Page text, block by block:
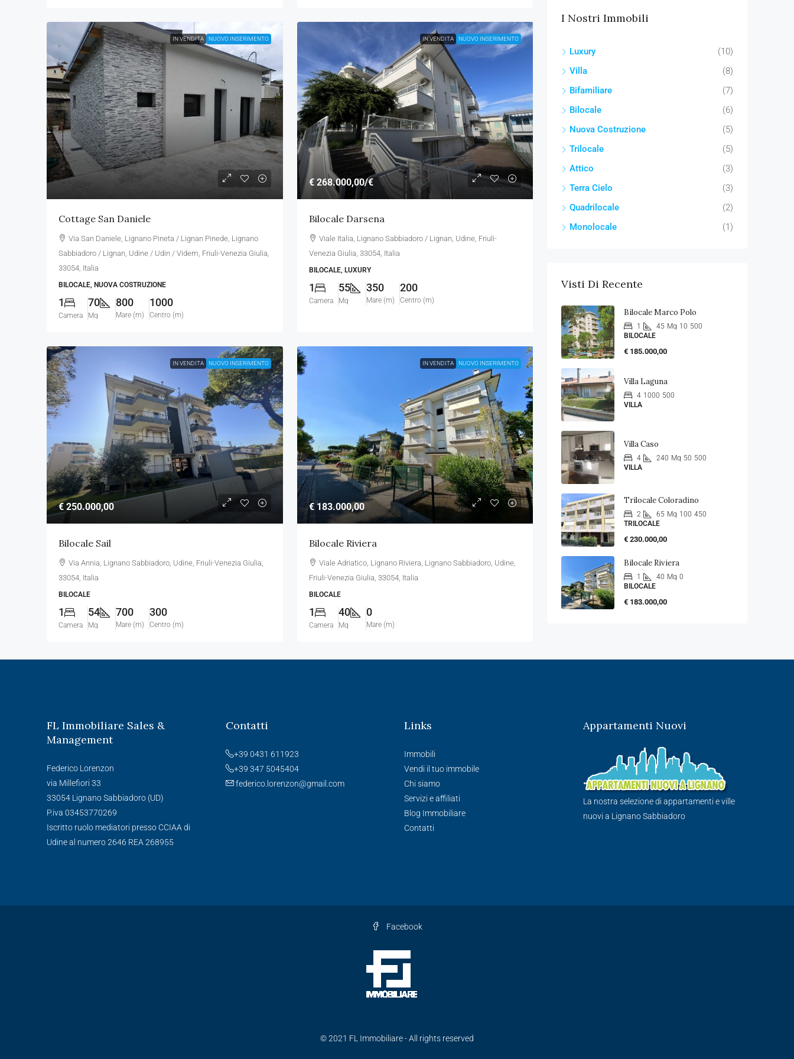
IN VENDITA NUOVO INSERIMENTO
Cottage San Daniele
Via San Daniele, Lignano Pineta / Lignan Pinede, Lignano
Sabbiadoro / Lignan, Udine / Udin / Videm, Friuli-Venezia Giulia,
33054, Italia
BILOCALE, NUOVA COSTRUZIONE
1
Camera
70
Mq
800
Mare (m)
1000
Centro (m)
IN VENDITA NUOVO INSERIMENTO
€ 268.000,00/€
Bilocale Darsena
Viale Italia, Lignano Sabbiadoro / Lignan, Udine, Friuli-
Venezia Giulia, 33054, Italia
BILOCALE, LUXURY
1
Camera
55
Mq
350
Mare (m)
200
Centro (m)
IN VENDITA NUOVO INSERIMENTO
€ 250.000,00
Bilocale Sail
Via Annia, Lignano Sabbiadoro, Udine, Friuli-Venezia Giulia,
33054, Italia
BILOCALE
1
Camera
54
Mq
700
Mare (m)
300
Centro (m)
IN VENDITA NUOVO INSERIMENTO
€ 183.000,00
Bilocale Riviera
Viale Adriatico, Lignano Riviera, Lignano Sabbiadoro, Udine,
Friuli-Venezia Giulia, 33054, Italia
BILOCALE
1
Camera
40
Mq
0
Mare (m)
I Nostri Immobili
Luxury
(10)
Villa
(8)
Bifamiliare
(7)
Bilocale
(6)
Nuova Costruzione
(5)
Trilocale
(5)
Attico
(3)
Terra Cielo
(3)
Quadrilocale
(2)
Monolocale
(1)
Visti Di Recente
Bilocale Marco Polo
1 45 Mq 10 500
BILOCALE
€ 185.000,00
Villa Laguna
4 1000 500
VILLA
Villa Caso
4 240 Mq 50 500
VILLA
Trilocale Coloradino
2 65 Mq 100 450
TRILOCALE
€ 230.000,00
Bilocale Riviera
1 40 Mq 0
BILOCALE
€ 183.000,00
FL Immobiliare Sales &
Management
Federico Lorenzon
via Millefiori 33
33054 Lignano Sabbiadoro (UD)
P.iva 03453770269
Iscritto ruolo mediatori presso CCIAA di
Udine al numero 2646 REA 268955
Contatti
+39 0431 611923
+39 347 5045404
federico.lorenzon@gmail.com
Links
Immobili
Vendi il tuo immobile
Chi siamo
Servizi e affiliati
Blog Immobiliare
Contatti
Appartamenti Nuovi
La nostra selezione di appartamenti e ville
nuovi a Lignano Sabbiadoro
Facebook
© 2021 FL Immobiliare - All rights reserved